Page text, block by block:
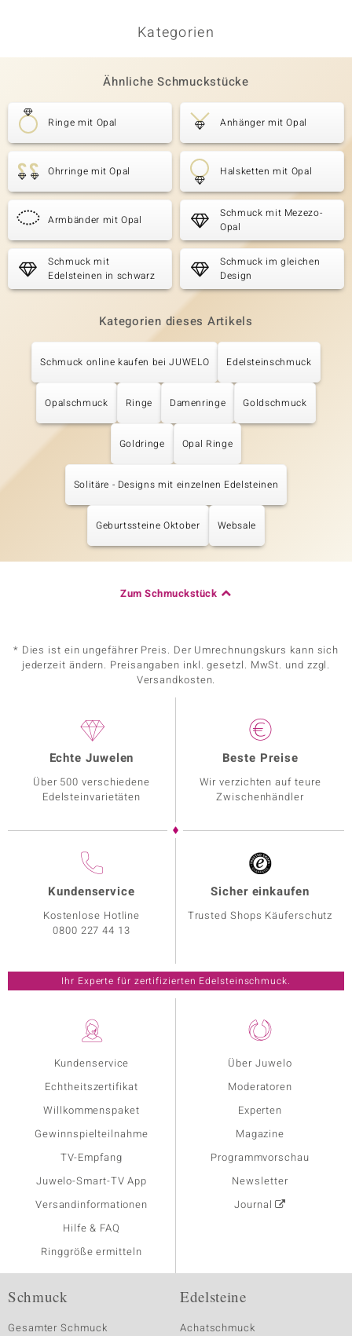
Kategorien
Ähnliche Schmuckstücke
Ringe mit Opal Anhänger mit Opal
Ohrringe mit Opal Halsketten mit Opal
Armbänder mit Opal
Schmuck mit Mezezo-
Opal
Schmuck mit
Edelsteinen in schwarz
Schmuck im gleichen
Design
Kategorien dieses Artikels
Schmuck online kaufen bei JUWELO Edelsteinschmuck
Opalschmuck Ringe Damenringe Goldschmuck
Goldringe Opal Ringe
Solitäre - Designs mit einzelnen Edelsteinen
Geburtssteine Oktober Websale
Zum Schmuckstück
* Dies ist ein ungefährer Preis. Der Umrechnungskurs kann sich
jederzeit ändern. Preisangaben inkl. gesetzl. MwSt. und zzgl.
Versandkosten.
Kundenservice
Echtheitszertifikat
Willkommenspaket
Gewinnspielteilnahme
TV-Empfang
Juwelo-Smart-TV App
Versandinformationen
Hilfe & FAQ
Ringgröße ermitteln
Über Juwelo
Moderatoren
Experten
Magazine
Programmvorschau
Newsletter
Journal
Echte Juwelen
Über 500 verschiedene
Edelsteinvarietäten
Beste Preise
Wir verzichten auf teure
Zwischenhändler
Kundenservice
Kostenlose Hotline
0800 227 44 13
Sicher einkaufen
Trusted Shops Käuferschutz
Ihr Experte für zertifizierten Edelsteinschmuck.
Schmuck
Gesamter Schmuck
Edelsteine
Achatschmuck